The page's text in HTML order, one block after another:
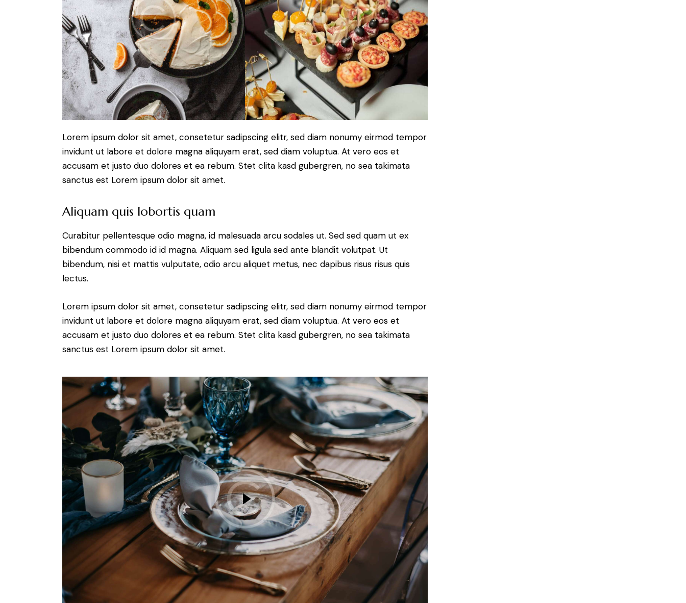
Lorem ipsum dolor sit amet, consetetur sadipscing elitr, sed diam nonumy eirmod tempor
invidunt ut labore et dolore magna aliquyam erat, sed diam voluptua. At vero eos et
accusam et justo duo dolores et ea rebum. Stet clita kasd gubergren, no sea takimata
sanctus est Lorem ipsum dolor sit amet.
Aliquam quis lobortis quam
Curabitur pellentesque odio magna, id malesuada arcu sodales ut. Sed sed quam ut ex
bibendum commodo id id magna. Aliquam sed ligula sed ante blandit volutpat. Ut
bibendum, nisi et mattis vulputate, odio arcu aliquet metus, nec dapibus risus risus quis
lectus.
Lorem ipsum dolor sit amet, consetetur sadipscing elitr, sed diam nonumy eirmod tempor
invidunt ut labore et dolore magna aliquyam erat, sed diam voluptua. At vero eos et
accusam et justo duo dolores et ea rebum. Stet clita kasd gubergren, no sea takimata
sanctus est Lorem ipsum dolor sit amet.